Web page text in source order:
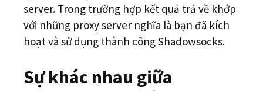
server. Trong trường hợp kết quả trả về khớp
với những proxy server nghĩa là bạn đã kích
hoạt và sử dụng thành công Shadowsocks.
Sự khác nhau giữa